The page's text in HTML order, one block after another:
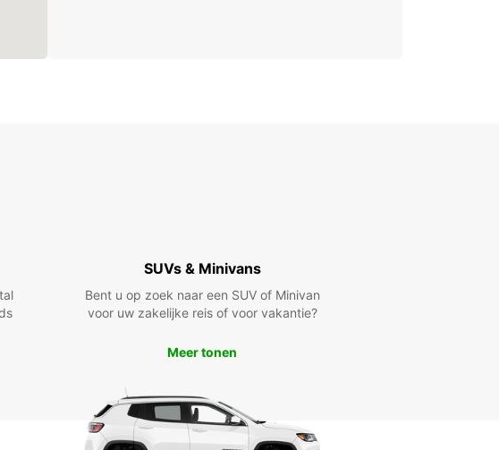
SUVs & Minivans
Bent u op zoek naar een SUV of Minivan
voor uw zakelijke reis of voor vakantie?
Meer tonen